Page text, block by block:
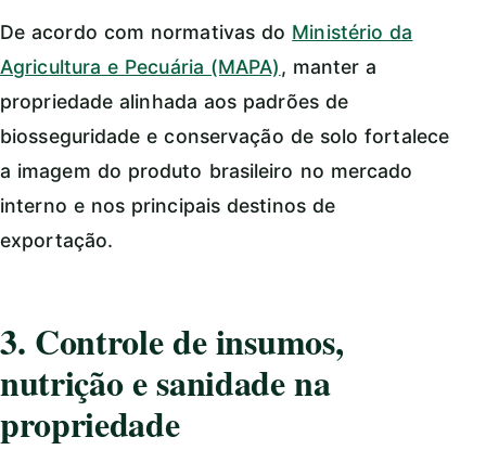
De acordo com normativas do Ministério da
Agricultura e Pecuária (MAPA), manter a
propriedade alinhada aos padrões de
biosseguridade e conservação de solo fortalece
a imagem do produto brasileiro no mercado
interno e nos principais destinos de
exportação.
3. Controle de insumos,
nutrição e sanidade na
propriedade